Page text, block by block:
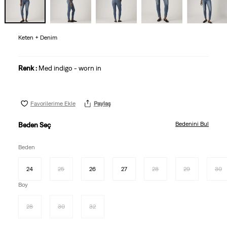
Keten + Denim
Renk : Med indigo - worn in
Favorilerime Ekle Paylaş
Beden Seç Bedenini Bul
Beden
24 25 26 27 28 29 30
Boy
28 30 32